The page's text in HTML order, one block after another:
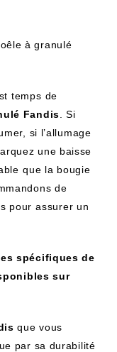
à granulé
temps ⁢de
Fandis . Si
si l’allumage
une baisse
que la bougie
de
pour⁤ assurer un
​spécifiques de
sur‌
que vous
par sa durabilité